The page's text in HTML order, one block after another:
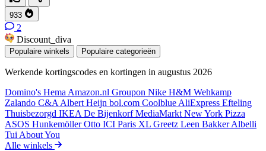
933
2
Discount_diva
Populaire winkels Populaire categorieën
Werkende kortingscodes en kortingen in augustus 2026
Domino's Hema Amazon.nl Groupon Nike H&M Wehkamp
Zalando C&A Albert Heijn bol.com Coolblue AliExpress Efteling
Thuisbezorgd IKEA De BijenkorfMediaMarkt New York Pizza
ASOS HunkemöllerOtto ICI Paris XL Greetz Leen BakkerAlbelli
Tui About You
Alle winkels